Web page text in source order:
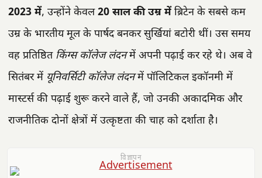
2023 में, उन्होंने केवल20 साल की उम्र में ब्रिटेन के सबसे कम
उम्र के भारतीय मूल के पार्षद बनकर सुर्खियां बटोरी थीं। उस समय
वह प्रतिष्ठित किंग्स कॉलेज लंदनमें अपनी पढ़ाई कर रहे थे। अब वे
सितंबर में यूनिवर्सिटी कॉलेज लंदनमें पॉलिटिकल इकॉनमी में
मास्टर्स की पढ़ाई शुरू करने वाले हैं, जो उनकी अकादमिक और
राजनीतिक दोनों क्षेत्रों में उत्कृष्टता की चाह को दर्शाता है।
विज्ञापन